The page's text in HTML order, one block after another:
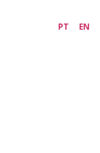
PT EN